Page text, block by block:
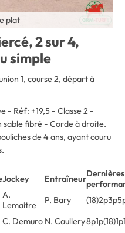
plat
2 sur 4,
simple
1, course 2, départ à
- Réf: +19,5 - Classe 2 -
fibré - Corde à droite.
de 4 ans, ayant couru
Jockey EntraîneurDernières
A.
Lemaitre
P. Bary
C. Demuro N. Caullery